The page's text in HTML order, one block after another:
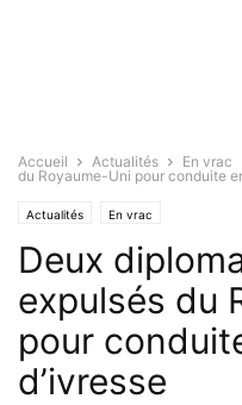
Accueil Actualités En vrac
du Royaume-Uni pour conduite
Actualités En vrac
Deux
expulsés du
pour
d’ivresse